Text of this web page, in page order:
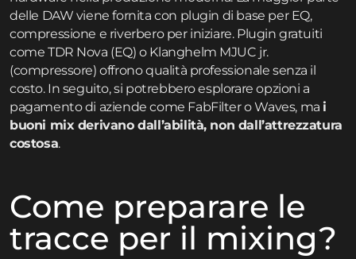
delle DAW viene fornita con plugin di base per EQ,
compressione e riverbero per iniziare. Plugin gratuiti
come TDR Nova (EQ) o Klanghelm MJUC jr.
(compressore) offrono qualità professionale senza il
costo. In seguito, si potrebbero esplorare opzioni a
pagamento di aziende come FabFilter o Waves, ma i
buoni mix derivano dall’abilità, non dall’attrezzatura
costosa.
Come preparare le
tracce per il mixing?